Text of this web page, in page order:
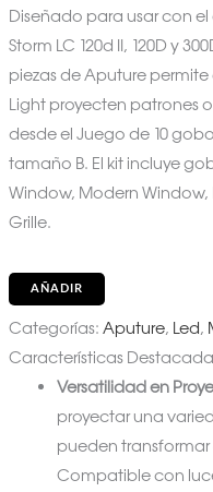
Diseñado para usar con
Storm LC 120d II, 120D y
piezas de Aputure
Light proyecten patrones
desde el Juego de 10
tamaño B. El kit incluye
Window, Modern Window,
Grille.
AÑADIR
Categorías: Aputure, Led,
Características
Versatilidad en
proyectar una
pueden
Compatible con